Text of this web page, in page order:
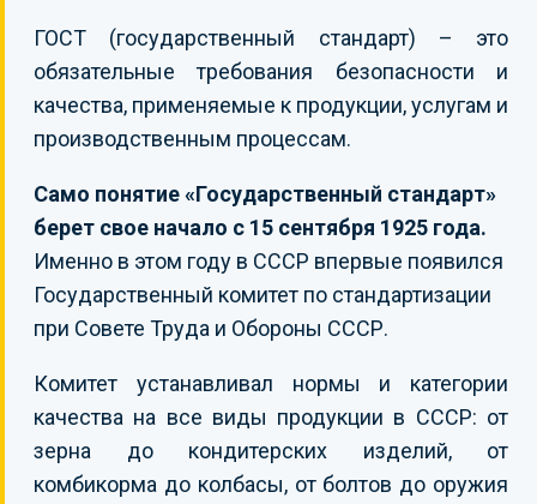
ГОСТ (государственный стандарт) – это
обязательные требования безопасности и
качества, применяемые к продукции, услугам и
производственным процессам.
Само понятие «Государственный стандарт»
берет свое начало с 15 сентября 1925 года.
Именно в этом году в СССР впервые появился
Государственный комитет по стандартизации
при Совете Труда и Обороны СССР.
Комитет устанавливал нормы и категории
качества на все виды продукции в СССР: от
зерна до кондитерских изделий, от
комбикорма до колбасы, от болтов до оружия